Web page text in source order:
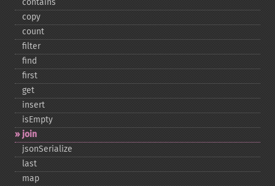
contains
copy
count
filter
find
first
get
insert
isEmpty
join
jsonSerialize
last
map